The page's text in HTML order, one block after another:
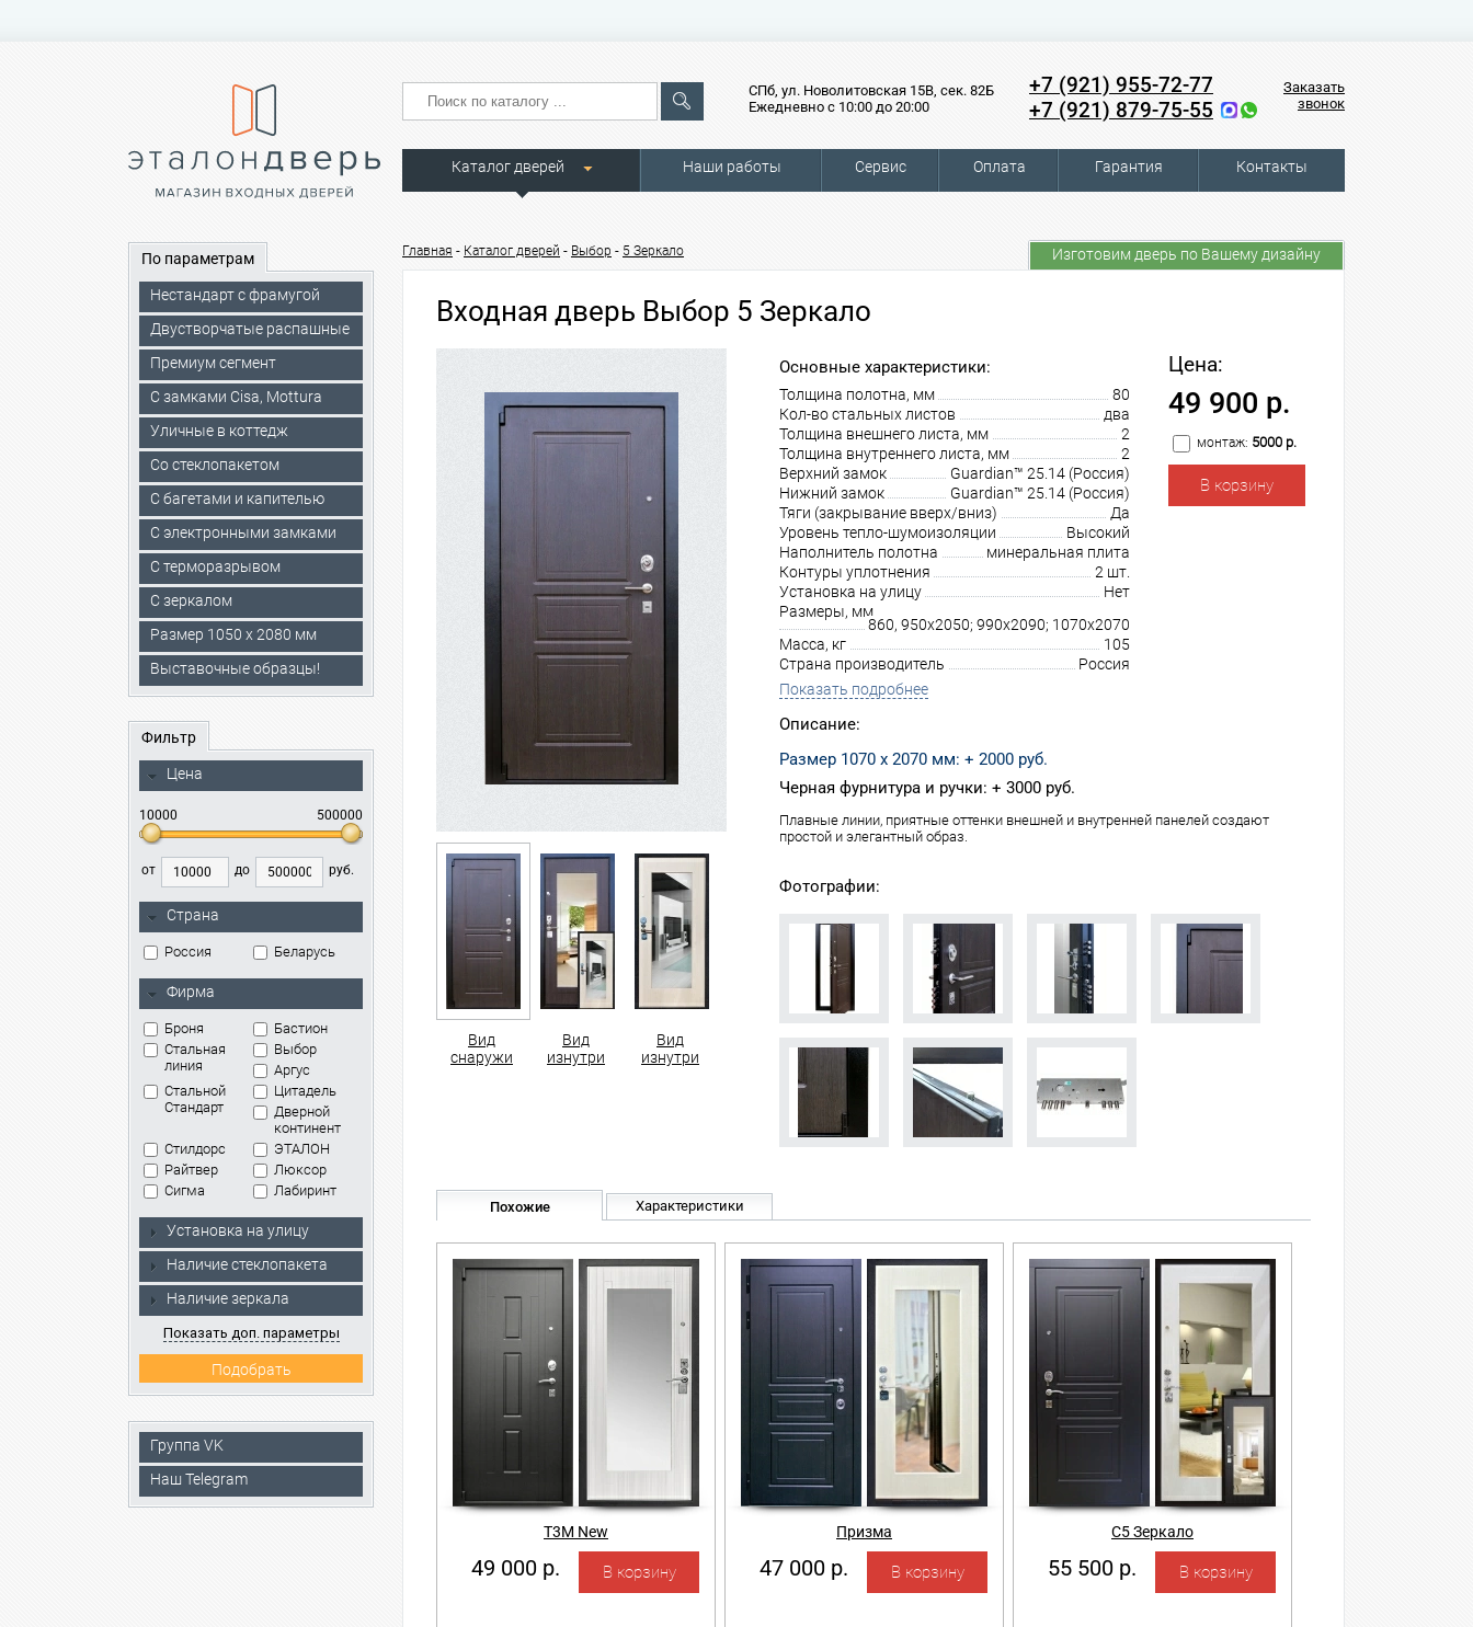
СПб, ул. Новолитовская 15В, сек. 82Б
Ежедневно с 10:00 до 20:00
+7 (921) 955-72-77
+7 (921) 879-75-55
Заказать
звонок
Каталог дверей Наши работы Сервис Оплата Гарантия Контакты
По параметрам
Нестандарт с фрамугой
Двустворчатые распашные
Премиум сегмент
C замками Cisa, Mottura
Уличные в коттедж
Со стеклопакетом
С багетами и капителью
C электронными замками
С терморазрывом
С зеркалом
Размер 1050 х 2080 мм
Выставочные образцы!
Фильтр
Цена
10000 500000
от до руб.
Страна
Россия Беларусь
Фирма
Броня
Бастион
Стальная
линия
Выбор
Аргус
Стальной
Стандарт
Цитадель
Дверной
континент
Стилдорс
ЭТАЛОН
Райтвер
Люксор
Сигма
Лабиринт
Установка на улицу
Наличие стеклопакета
Наличие зеркала
Показать доп. параметры
Группа VK
Наш Telegram
Главная - Каталог дверей - Выбор - 5 Зеркало Изготовим дверь по Вашему дизайну
Входная дверь Выбор 5 Зеркало
Вид
снаружи
Вид
изнутри
Вид
изнутри
Основные характеристики:
Толщина полотна, мм
80
Кол-во стальных листов
два
Толщина внешнего листа, мм
2
Толщина внутреннего листа, мм
2
Верхний замок
Guardian™ 25.14 (Россия)
Нижний замок
Guardian™ 25.14 (Россия)
Тяги (закрывание вверх/вниз)
Да
Уровень тепло-шумоизоляции
Высокий
Наполнитель полотна
минеральная плита
Контуры уплотнения
2 шт.
Установка на улицу
Нет
Размеры, мм
860, 950х2050; 990х2090; 1070х2070
Масса, кг
105
Страна производитель
Россия
Показать подробнее
Цена:
49 900 р.
монтаж: 5000 р.
Описание:
Размер 1070 х 2070 мм: + 2000 руб.
Черная фурнитура и ручки: + 3000 руб.
Плавные линии, приятные оттенки внешней и внутренней панелей создают
простой и элегантный образ.
Фотографии:
Похожие Характеристики
Т3М New
49 000 р.
Призма
47 000 р.
С5 Зеркало
55 500 р.